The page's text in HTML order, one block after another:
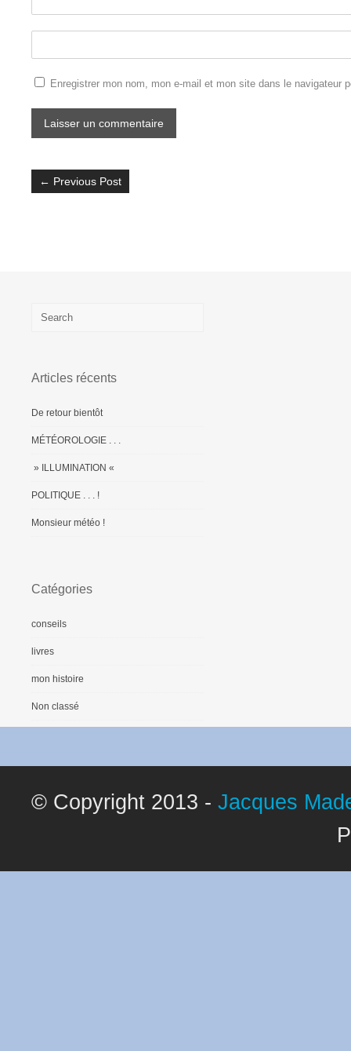
Enregistrer mon nom, mon e-mail et mon site dans le navigateur
← Previous Post
Articles récents
De retour bientôt
MÉTÉOROLOGIE . . .
» ILLUMINATION «
POLITIQUE . . . !
Monsieur météo !
Catégories
conseils
livres
mon histoire
Non classé
© Copyright 2013 - Jacques